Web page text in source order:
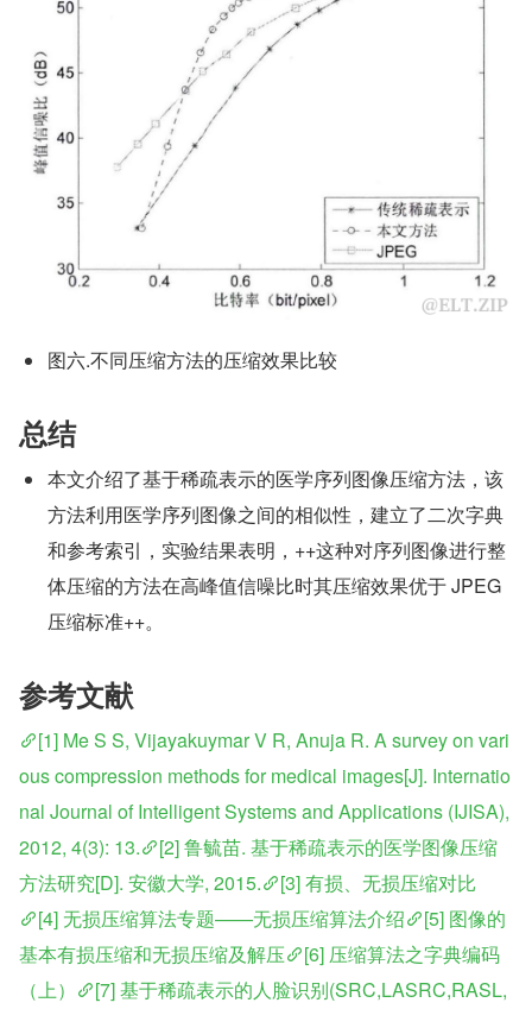
图六.不同压缩方法的压缩效果比较
总结
本文介绍了基于稀疏表示的医学序列图像压缩方法，该
方法利用医学序列图像之间的相似性，建立了二次字典
和参考索引，实验结果表明，++这种对序列图像进行整
体压缩的方法在高峰值信噪比时其压缩效果优于 JPEG
压缩标准++。
参考文献
[1] Me S S, Vijayakuymar V R, Anuja R. A survey on vari
ous compression methods for medical images[J]. Internatio
nal Journal of Intelligent Systems and Applications (IJISA),
2012, 4(3): 13.
[2] 鲁毓苗. 基于稀疏表示的医学图像压缩
方法研究[D]. 安徽大学, 2015.
[3] 有损、无损压缩对比
[4] 无损压缩算法专题——无损压缩算法介绍
[5] 图像的
基本有损压缩和无损压缩及解压
[6] 压缩算法之字典编码
（上）
[7] 基于稀疏表示的人脸识别(SRC,LASRC,RASL,